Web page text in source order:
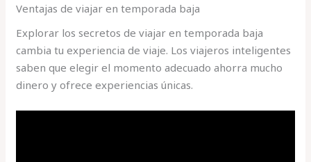
Ventajas de viajar en temporada baja
Explorar los secretos de viajar en temporada baja
cambia tu experiencia de viaje. Los viajeros inteligentes
saben que elegir el momento adecuado ahorra mucho
dinero y ofrece experiencias únicas.